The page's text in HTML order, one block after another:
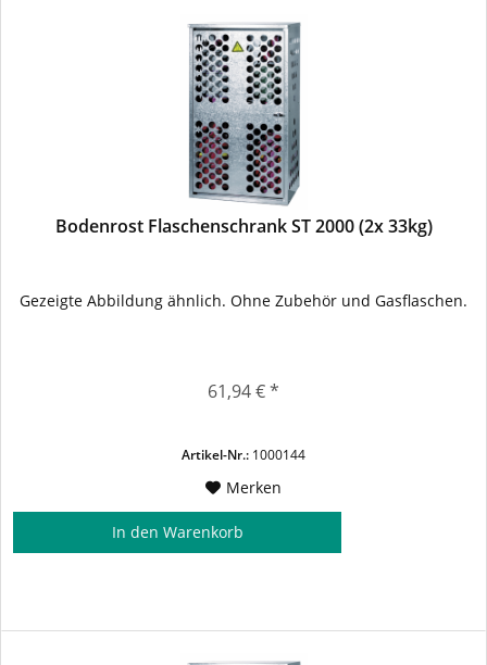
Bodenrost Flaschenschrank ST 2000 (2x 33kg)
Gezeigte Abbildung ähnlich. Ohne Zubehör und Gasflaschen.
61,94 € *
Artikel-Nr.: 1000144
Merken
In den Warenkorb